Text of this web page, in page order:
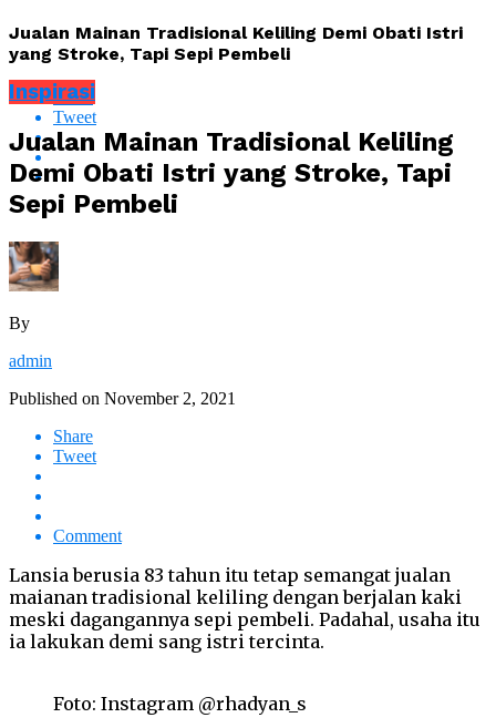
Jualan Mainan Tradisional Keliling Demi Obati Istri
yang Stroke, Tapi Sepi Pembeli
Share
Tweet
Inspirasi
Jualan Mainan Tradisional Keliling
Demi Obati Istri yang Stroke, Tapi
Sepi Pembeli
By
admin
Published on November 2, 2021
Share
Tweet
Comment
Lansia berusia 83 tahun itu tetap semangat jualan
maianan tradisional keliling dengan berjalan kaki
meski dagangannya sepi pembeli. Padahal, usaha itu
ia lakukan demi sang istri tercinta.
Foto: Instagram @rhadyan_s